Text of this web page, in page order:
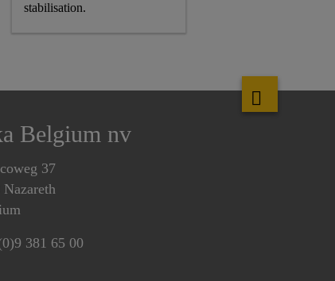
stabilisation.
Belgium nv
37
Nazareth
381 65 00